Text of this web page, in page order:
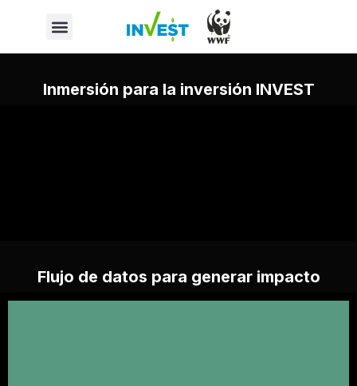
Inmersión para la inversión INVEST
Flujo de datos para generar impacto